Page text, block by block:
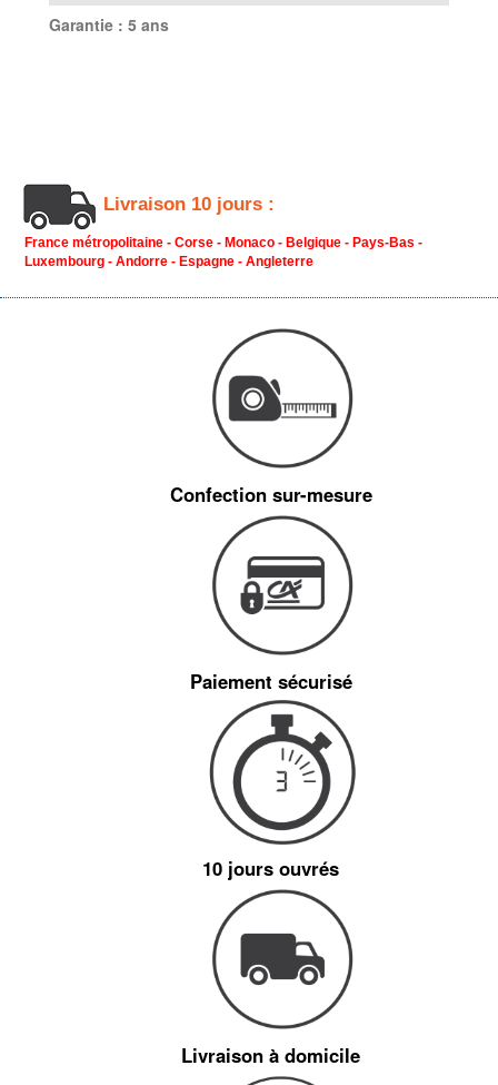
Garantie : 5 ans
Livraison 10 jours :
France métropolitaine - Corse - Monaco - Belgique - Pays-Bas -
Luxembourg - Andorre - Espagne - Angleterre
Confection sur-mesure
Paiement sécurisé
10 jours ouvrés
Livraison à domicile